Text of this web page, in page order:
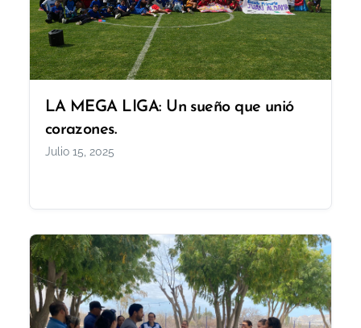
LA MEGA LIGA: Un sueño que unió
corazones.
Julio 15, 2025